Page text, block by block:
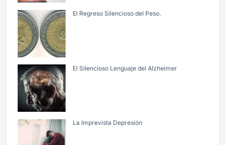
El Regreso Silencioso del Peso.
El Silencioso Lenguaje del Alzheimer
La Imprevista Depresión